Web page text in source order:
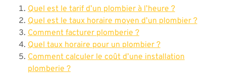
Quel est le tarif d’un plombier à l’heure ?
Quel est le taux horaire moyen d’un plombier ?
Comment facturer plomberie ?
Quel taux horaire pour un plombier ?
Comment calculer le coût d’une installation
plomberie ?